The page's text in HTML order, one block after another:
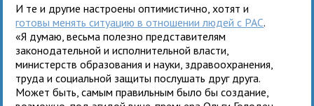
И те и другие настроены оптимистично, хотят и
готовы менять ситуацию в отношении людей с РАС.
«Я думаю, весьма полезно представителям
законодательной и исполнительной власти,
министерств образования и науки, здравоохранения,
труда и социальной защиты послушать друг друга.
Может быть, самым правильным было бы создание,